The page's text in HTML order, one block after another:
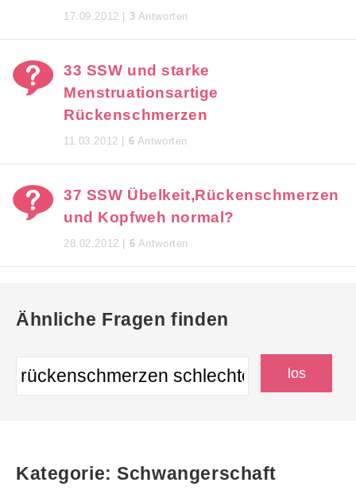
17.09.2012 | 3 Antworten
33 SSW und starke
Menstruationsartige
Rückenschmerzen
11.03.2012 | 6 Antworten
37 SSW Übelkeit,Rückenschmerzen
und Kopfweh normal?
28.02.2012 | 6 Antworten
Ähnliche Fragen finden
Kategorie: Schwangerschaft